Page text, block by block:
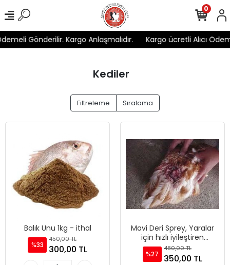
Gönderilir. Kargo Anlaşmalıdır. Kargo ücretli Alıcı
0
Kediler
Filtreleme Sıralama
Balık Unu 1kg - ithal
%33
450,00 TL
300,00 TL
Mavi Deri Sprey, Yaralar
için hızlı iyileştiren
Antiseptik - 200ml
%27
480,00 TL
350,00 TL